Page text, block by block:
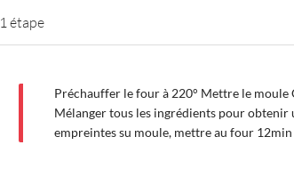
1 étape
Préchauffer le four à 220° Mettre le moule
Mélanger tous les ingrédients pour obtenir
empreintes su moule, mettre au four 12min